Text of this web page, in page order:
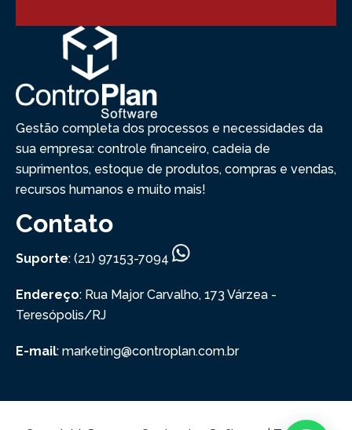
Gestão completa dos processos e necessidades da
sua empresa: controle financeiro, cadeia de
suprimentos, estoque de produtos, compras e vendas,
recursos humanos e muito mais!
Contato
Suporte: (21) 97153-7094
Endereço: Rua Major Carvalho, 173 Várzea -
Teresópolis/RJ
E-mail: marketing@controplan.com.br